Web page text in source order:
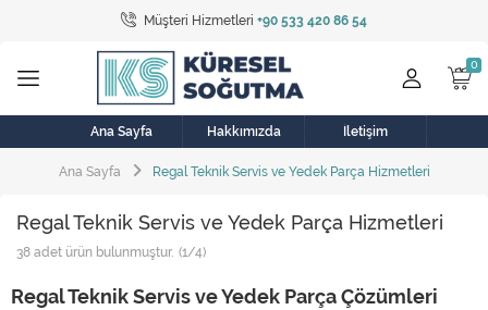
Müşteri Hizmetleri +90 533 420 86 54
Tüm Kategoriler
Bulaşık Makinesi
Buzdolabı
Çamaşır Kurutma Makinesi
Çamaşır Makinesi
Ana Sayfa Hakkımızda İletişim
Ana Sayfa Regal Teknik Servis ve Yedek Parça Hizmetleri
Regal Teknik Servis ve Yedek Parça Hizmetleri
38 adet ürün bulunmuştur. (1/4)
Regal Teknik Servis ve Yedek Parça Çözümleri